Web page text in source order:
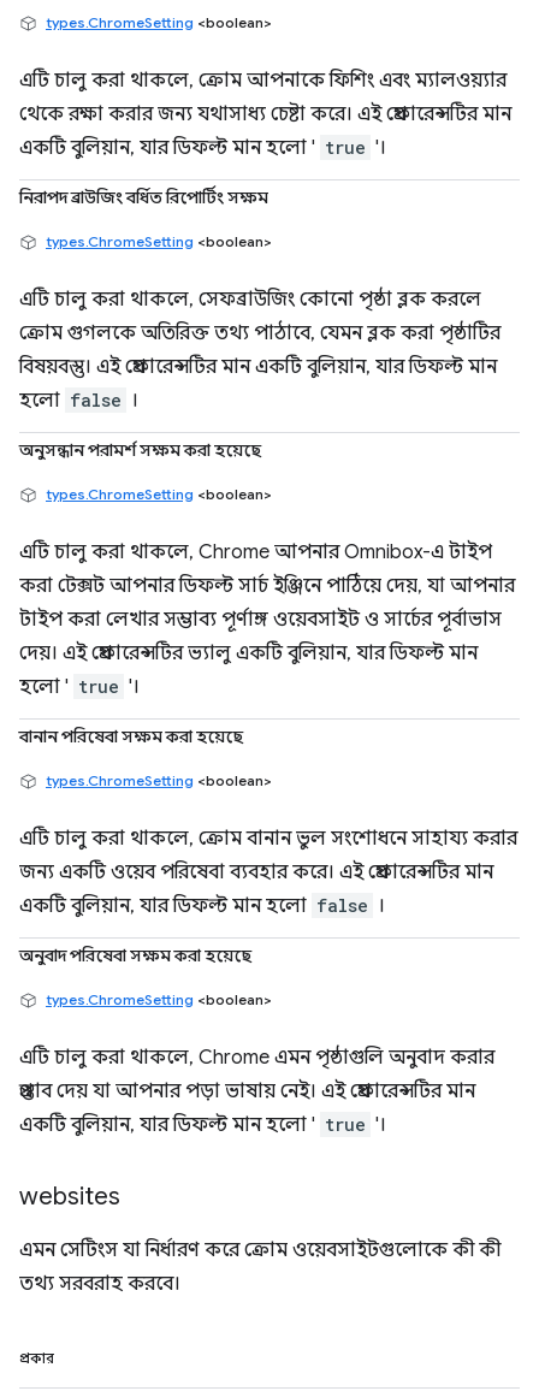
types.ChromeSetting <boolean>
এটি চালু করা থাকলে, ক্রোম আপনাকে ফিশিং এবং ম্যালওয়্যার
থেকে রক্ষা করার জন্য যথাসাধ্য চেষ্টা করে। এই প্রেফারেন্সটির মান
একটি বুলিয়ান, যার ডিফল্ট মান হলো ' true '।
নিরাপদ ব্রাউজিং বর্ধিত রিপোর্টিং সক্ষম
types.ChromeSetting <boolean>
এটি চালু করা থাকলে, সেফব্রাউজিং কোনো পৃষ্ঠা ব্লক করলে
ক্রোম গুগলকে অতিরিক্ত তথ্য পাঠাবে, যেমন ব্লক করা পৃষ্ঠাটির
বিষয়বস্তু। এই প্রেফারেন্সটির মান একটি বুলিয়ান, যার ডিফল্ট মান
হলো false ।
অনুসন্ধান পরামর্শ সক্ষম করা হয়েছে
types.ChromeSetting <boolean>
এটি চালু করা থাকলে, Chrome আপনার Omnibox-এ টাইপ
করা টেক্সট আপনার ডিফল্ট সার্চ ইঞ্জিনে পাঠিয়ে দেয়, যা আপনার
টাইপ করা লেখার সম্ভাব্য পূর্ণাঙ্গ ওয়েবসাইট ও সার্চের পূর্বাভাস
দেয়। এই প্রেফারেন্সটির ভ্যালু একটি বুলিয়ান, যার ডিফল্ট মান
হলো ' true '।
বানান পরিষেবা সক্ষম করা হয়েছে
types.ChromeSetting <boolean>
এটি চালু করা থাকলে, ক্রোম বানান ভুল সংশোধনে সাহায্য করার
জন্য একটি ওয়েব পরিষেবা ব্যবহার করে। এই প্রেফারেন্সটির মান
একটি বুলিয়ান, যার ডিফল্ট মান হলো false ।
অনুবাদ পরিষেবা সক্ষম করা হয়েছে
types.ChromeSetting <boolean>
এটি চালু করা থাকলে, Chrome এমন পৃষ্ঠাগুলি অনুবাদ করার
প্রস্তাব দেয় যা আপনার পড়া ভাষায় নেই। এই প্রেফারেন্সটির মান
একটি বুলিয়ান, যার ডিফল্ট মান হলো ' true '।
websites
এমন সেটিংস যা নির্ধারণ করে ক্রোম ওয়েবসাইটগুলোকে কী কী
তথ্য সরবরাহ করবে।
প্রকার